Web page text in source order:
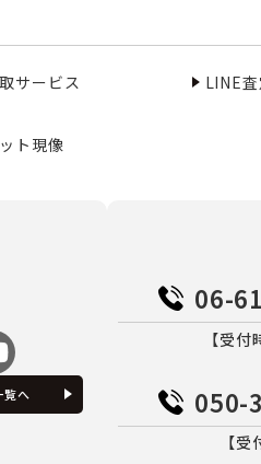
サービス LINE
ト現像
覧へ
06-
【受
050-
【